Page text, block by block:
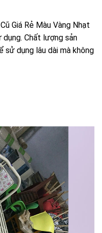
Giá Rẻ Màu Vàng Nhạt
dụng. Chất lượng sản
sử dụng lâu dài mà không